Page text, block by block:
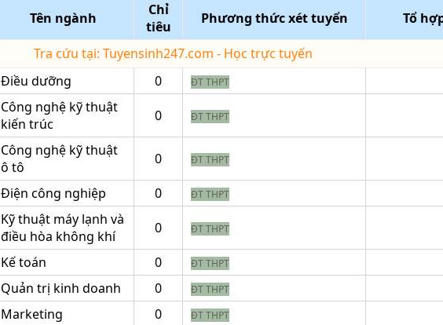
Tên ngành
Chỉ
tiêu
Phương thức xét tuyển Tổ
Tra cứu tại: Tuyensinh247.com - Học trực tuyến
Điều dưỡng 0 ĐT THPT
Công nghệ kỹ thuật
kiến trúc
0 ĐT THPT
Công nghệ kỹ thuật
ô tô
0 ĐT THPT
Điện công nghiệp 0 ĐT THPT
Kỹ thuật máy lạnh và
điều hòa không khí
0 ĐT THPT
Kế toán 0 ĐT THPT
Quản trị kinh doanh 0 ĐT THPT
Marketing 0 ĐT THPT